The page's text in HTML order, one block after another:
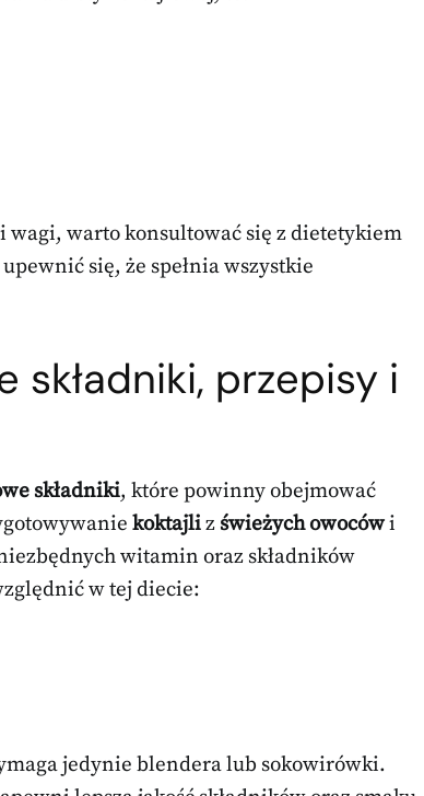
wagi, warto konsultować się z dietetykiem
się, że spełnia wszystkie
składniki, przepisy i
składniki, które powinny obejmować
koktajliz świeżych owocówi
witamin oraz składników
w tej diecie:
jedynie blendera lub sokowirówki.